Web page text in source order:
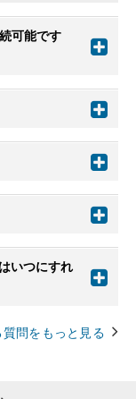
可能です
いつにすれ
質問をもっと見る